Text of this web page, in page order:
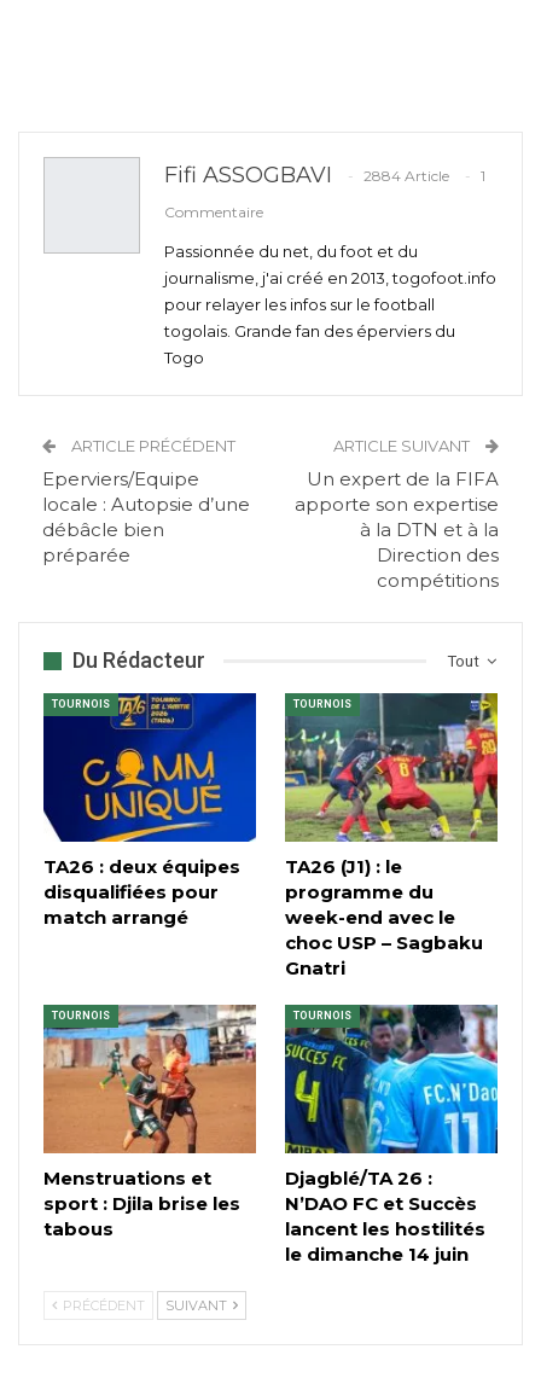
Fifi ASSOGBAVI 2884 Article
1
Commentaire
Passionnée du net, du foot et du
journalisme, j'ai créé en 2013, togofoot.info
pour relayer les infos sur le football
togolais. Grande fan des éperviers du
Togo
ARTICLE PRÉCÉDENT
Eperviers/Equipe
locale : Autopsie d’une
débâcle bien
préparée
ARTICLE SUIVANT
Un expert de la FIFA
apporte son expertise
à la DTN et à la
Direction des
compétitions
Tout
Du Rédacteur
TOURNOIS
TA26 : deux équipes
disqualifiées pour
match arrangé
TOURNOIS
TA26 (J1) : le
programme du
week-end avec le
choc USP – Sagbaku
Gnatri
TOURNOIS
Menstruations et
sport : Djila brise les
tabous
TOURNOIS
Djagblé/TA 26 :
N’DAO FC et Succès
lancent les hostilités
le dimanche 14 juin
PRÉCÉDENT SUIVANT